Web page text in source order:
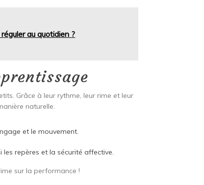
au quotidien ?
Grâce à leur rythme, leur rime et leur
naturelle.
et le mouvement.
repères et la sécurité affective.
sur la performance !